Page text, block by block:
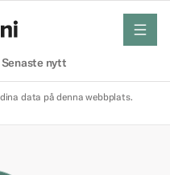
Senaste nytt
meny
data på denna webbplats.